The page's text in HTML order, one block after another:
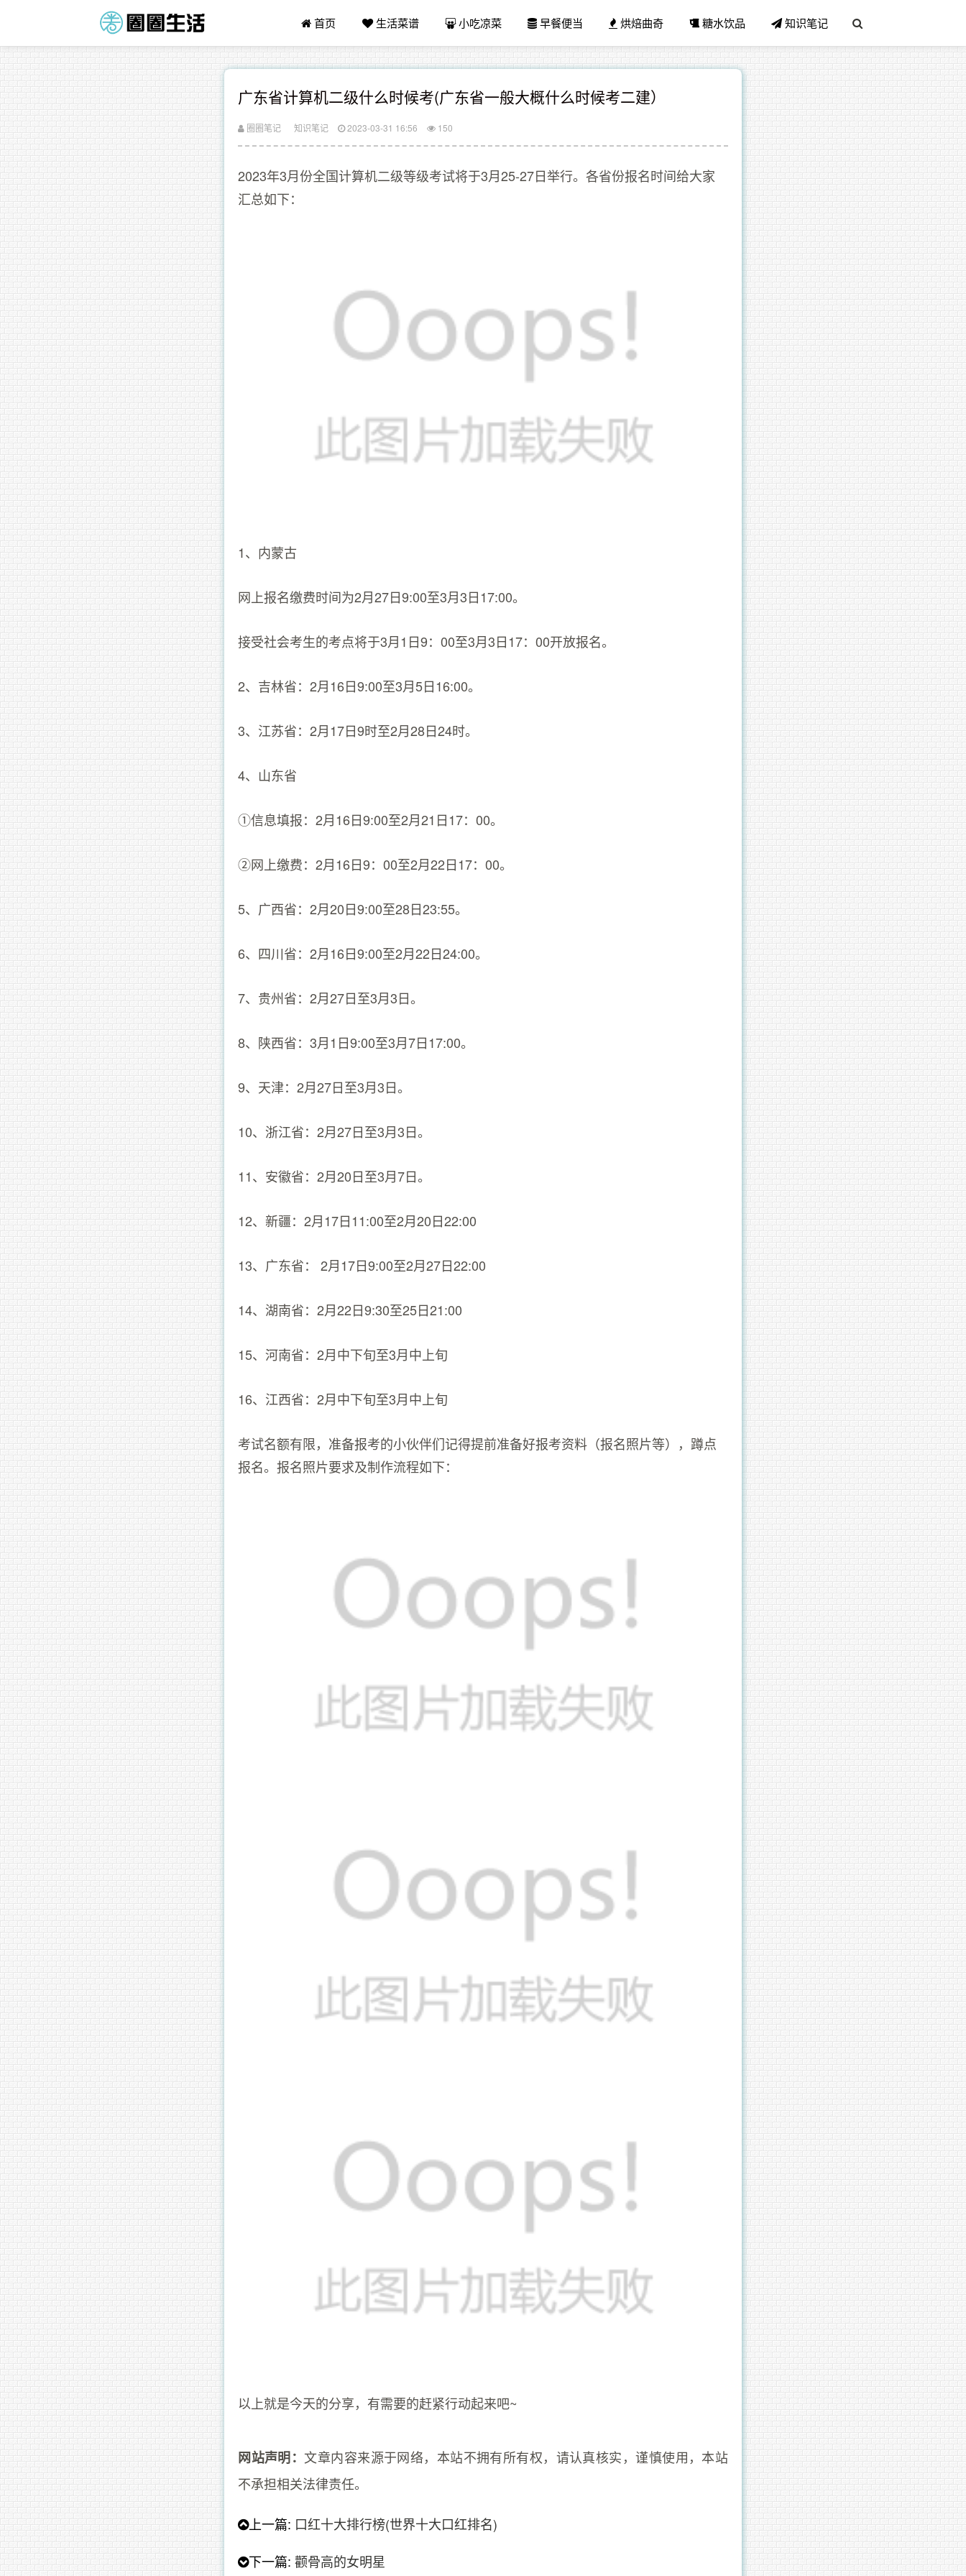
首页 生活菜谱 小吃凉菜 早餐便当 烘焙曲奇 糖水饮品 知识笔记
广东省计算机二级什么时候考(广东省一般大概什么时候考二建）
圈圈笔记 知识笔记 2023-03-31 16:56 150
2023年3月份全国计算机二级等级考试将于3月25-27日举行。各省份报名时间给大家
汇总如下：
1、内蒙古
网上报名缴费时间为2月27日9:00至3月3日17:00。
接受社会考生的考点将于3月1日9：00至3月3日17：00开放报名。
2、吉林省：2月16日9:00至3月5日16:00。
3、江苏省：2月17日9时至2月28日24时。
4、山东省
①信息填报：2月16日9:00至2月21日17：00。
②网上缴费：2月16日9：00至2月22日17：00。
5、广西省：2月20日9:00至28日23:55。
6、四川省：2月16日9:00至2月22日24:00。
7、贵州省：2月27日至3月3日。
8、陕西省：3月1日9:00至3月7日17:00。
9、天津：2月27日至3月3日。
10、浙江省：2月27日至3月3日。
11、安徽省：2月20日至3月7日。
12、新疆：2月17日11:00至2月20日22:00
13、广东省： 2月17日9:00至2月27日22:00
14、湖南省：2月22日9:30至25日21:00
15、河南省：2月中下旬至3月中上旬
16、江西省：2月中下旬至3月中上旬
考试名额有限，准备报考的小伙伴们记得提前准备好报考资料（报名照片等），蹲点
报名。报名照片要求及制作流程如下：
以上就是今天的分享，有需要的赶紧行动起来吧~
网站声明：文章内容来源于网络，本站不拥有所有权，请认真核实，谨慎使用，本站
不承担相关法律责任。
上一篇: 口红十大排行榜(世界十大口红排名)
下一篇:颧骨高的女明星